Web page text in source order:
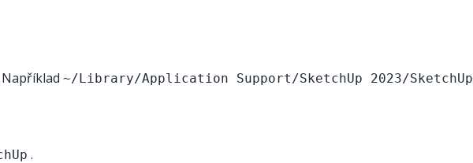
Například ~/Library/Application Support/SketchUp 2023/SketchUp
.